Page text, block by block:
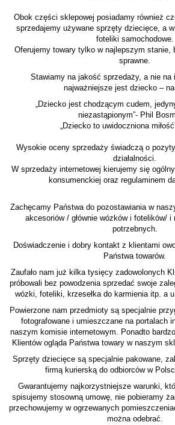
Obok części sklepowej posiadamy również
sprzedajemy używane sprzęty dziecięce, a
foteliki samochodowe.
Oferujemy towary tylko w najlepszym stanie,
sprawne.
Stawiamy na jakość sprzedaży, a nie na
najważniejsze jest dziecko –
„Dziecko jest chodzącym cudem,
niezastąpionym”- Phil
„Dziecko to uwidoczniona
Wysokie oceny sprzedaży świadczą o
działalności.
W sprzedaży internetowej kierujemy się
konsumenckiej oraz regulaminem
Zachęcamy Państwa do pozostawiania w
akcesoriów / głównie wózków i fotelików/ i
potrzebnych.
Doświadczenie i dobry kontakt z klientami
Państwa towarów.
Zaufało nam już kilka tysięcy zadowolonych
próbowali bez powodzenia sprzedać swoje
wózki, foteliki, krzesełka do karmienia itp. a
Powierzone nam przedmioty są specjalnie
fotografowane i umieszczane na portalach
naszym komisie internetowym. Ponadto
Klientów ogląda Państwa towary w naszym
Sprzęty dziecięce są specjalnie pakowane,
firmą kurierską do odbiorców w
Gwarantujemy najkorzystniejsze warunki,
spisujemy stosowną umowę, nie pobieramy
przechowujemy w ogrzewanych
można odebrać.